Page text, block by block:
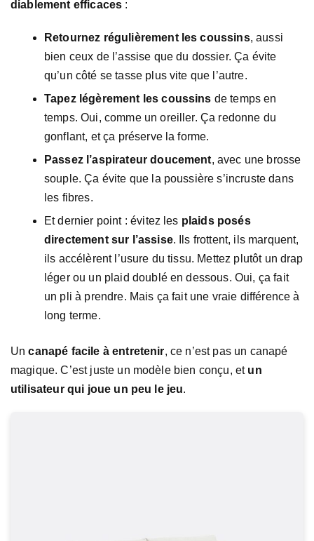
diablement efficaces :
Retournez régulièrement les coussins, aussi
bien ceux de l’assise que du dossier. Ça évite
qu’un côté se tasse plus vite que l’autre.
Tapez légèrement les coussins de temps en
temps. Oui, comme un oreiller. Ça redonne du
gonflant, et ça préserve la forme.
Passez l’aspirateur doucement, avec une brosse
souple. Ça évite que la poussière s’incruste dans
les fibres.
Et dernier point : évitez les plaids posés
directement sur l’assise. Ils frottent, ils marquent,
ils accélèrent l’usure du tissu. Mettez plutôt un drap
léger ou un plaid doublé en dessous. Oui, ça fait
un pli à prendre. Mais ça fait une vraie différence à
long terme.
Uncanapé facile à entretenir, ce n’est pas un canapé
magique. C’est juste un modèle bien conçu, et un
utilisateur qui joue un peu le jeu.